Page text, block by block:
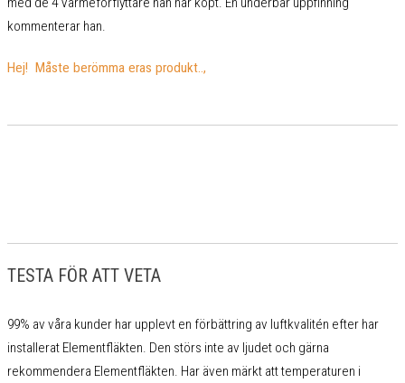
kommenterar han.
Hej! Måste berömma eras produkt..,
TESTA FÖR ATT VETA
99% av våra kunder har upplevt en förbättring av luftkvalitén efter har
installerat Elementfläkten. Den störs inte av ljudet och gärna
rekommendera Elementfläkten. Har även märkt att temperaturen i